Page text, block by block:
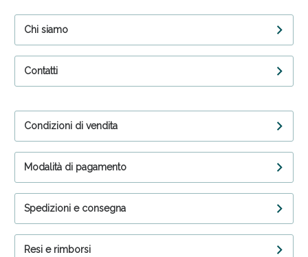
Chi siamo
Contatti
Condizioni di vendita
Modalità di pagamento
Spedizioni e consegna
Resi e rimborsi